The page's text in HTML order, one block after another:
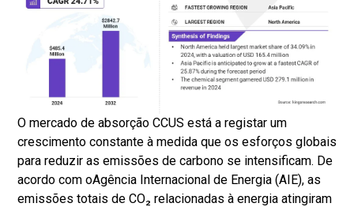
O mercado de absorção CCUS está a registar um
crescimento constante à medida que os esforços globais
para reduzir as emissões de carbono se intensificam. De
acordo com oAgência Internacional de Energia (AIE), as
emissões totais de CO₂ relacionadas à energia atingiram